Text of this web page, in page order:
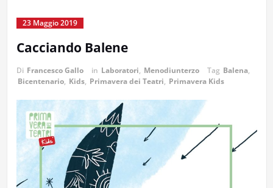
23 Maggio 2019
Cacciando Balene
Di Francesco Gallo in Laboratori, Menodiunterzo Tag Balena,
Bicentenario, Kids, Primavera dei Teatri, Primavera Kids